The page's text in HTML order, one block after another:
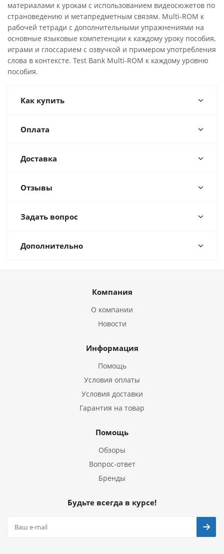
материалами к урокам с использованием видеосюжетов по
страноведению и метапредметным связям. Multi-ROM к
рабочей тетради с дополнительными упражнениями на
основные языковые компетенции к каждому уроку пособия,
играми и глоссарием с озвучкой и примером употребления
слова в контексте. Test Bank Multi-ROM к каждому уровню
пособия.
Как купить
Оплата
Доставка
Отзывы
Задать вопрос
Дополнительно
Компания
О компании
Новости
Информация
Помощь
Условия оплаты
Условия доставки
Гарантия на товар
Помощь
Обзоры
Вопрос-ответ
Бренды
Будьте всегда в курсе!